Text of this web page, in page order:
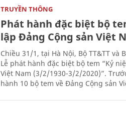
TRUYỀN THÔNG
Phát hành đặc biệt bộ
lập Đảng Cộng sản Việt
Chiều 31/1, tại Hà Nội, Bộ TT&TT
Lễ phát hành đặc biệt bộ tem “Kỷ
Việt Nam (3/2/1930-3/2/2020)”.
hành 10 bộ tem về Đảng Cộng sản